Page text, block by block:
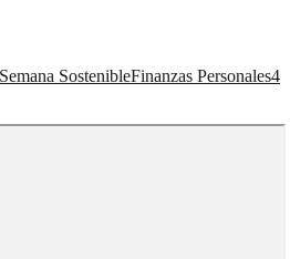
Semana SostenibleFinanzas Personales4